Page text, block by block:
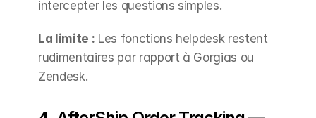
intercepter les questions simples.
La limite : Les fonctions helpdesk restent
rudimentaires par rapport à Gorgias ou
Zendesk.